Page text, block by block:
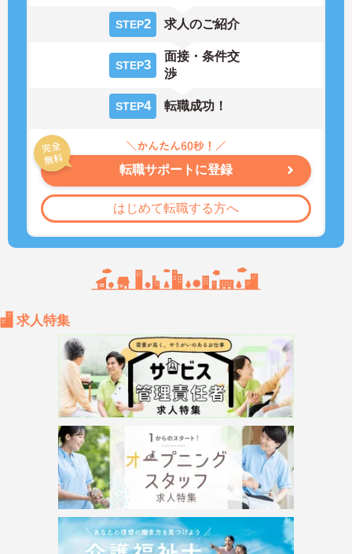
STEP2 求人のご紹介
STEP3
面接・条件交
渉
STEP4 転職成功！
転職サポートに登録
はじめて転職する方へ
求人特集